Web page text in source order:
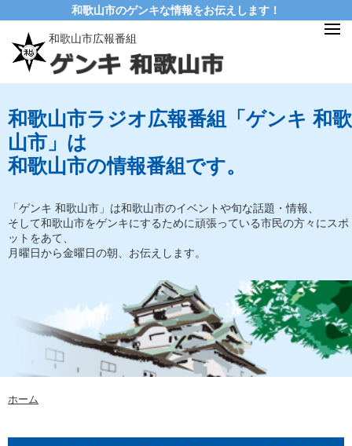
和歌山市のゲンキな情報をお伝えします！
和歌山市広報番組
和歌山市ラジオ広報番組「ゲンキ 和歌
山市」は
和歌山市の情報番組です。
「ゲンキ 和歌山市」は和歌山市のイベントや旬な話題・情報、
そして和歌山市をゲンキにするために頑張っている市民の方々にスポ
ットをあて、
月曜日から金曜日の朝、お伝えします。
ホーム